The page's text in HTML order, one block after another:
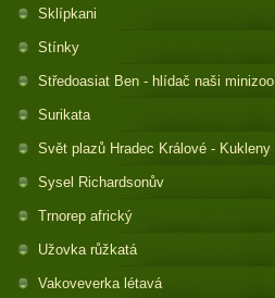
Sklípkani
Stínky
Středoasiat Ben - hlídač naši minizoo
Surikata
Svět plazů Hradec Králové - Kukleny
Sysel Richardsonův
Trnorep africký
Užovka růžkatá
Vakoveverka létavá